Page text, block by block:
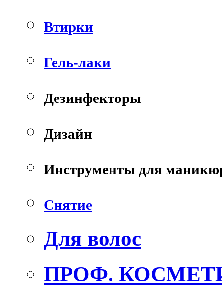
Втирки
Гель-лаки
Дезинфекторы
Дизайн
Инструменты для
Снятие
Для волос
ПРОФ.